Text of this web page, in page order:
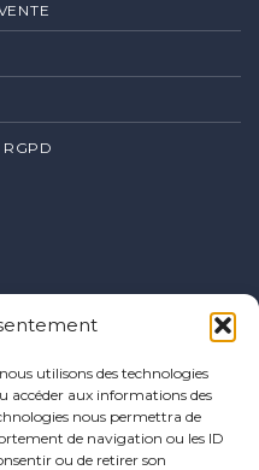
utilisons des technologies
accéder aux informations des
nous permettra de
de navigation ou les ID
ou de retirer son